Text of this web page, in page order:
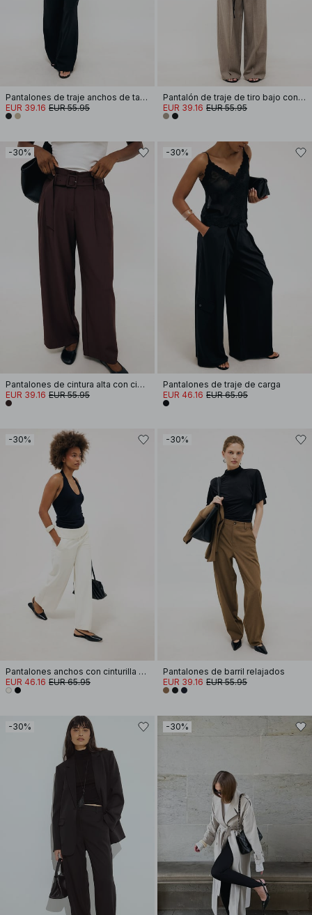
Pantalones de traje anchos de talle alto
EUR 39.16 EUR 55.95
Pantalón de traje de tiro bajo con detalle elástico
EUR 39.16 EUR 55.95
-30%
Pantalones de cintura alta con cinturón
EUR 39.16 EUR 55.95
-30%
Pantalones de traje de carga
EUR 46.16 EUR 65.95
-30%
Pantalones anchos con cinturilla doblada
EUR 46.16 EUR 65.95
-30%
Pantalones de barril relajados
EUR 39.16 EUR 55.95
-30% -30%